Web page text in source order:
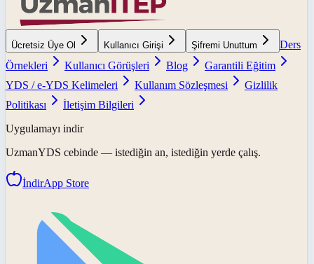
Ücretsiz Üye Ol Kullanıcı Girişi Şifremi Unuttum
Ders
Örnekleri
Kullanıcı Görüşleri Blog
Garantili Eğitim
YDS / e-YDS Kelimeleri
Kullanım Sözleşmesi
Gizlilik
Politikası
İletişim Bilgileri
Uygulamayı indir
UzmanYDS cebinde — istediğin an, istediğin yerde çalış.
İndirApp Store